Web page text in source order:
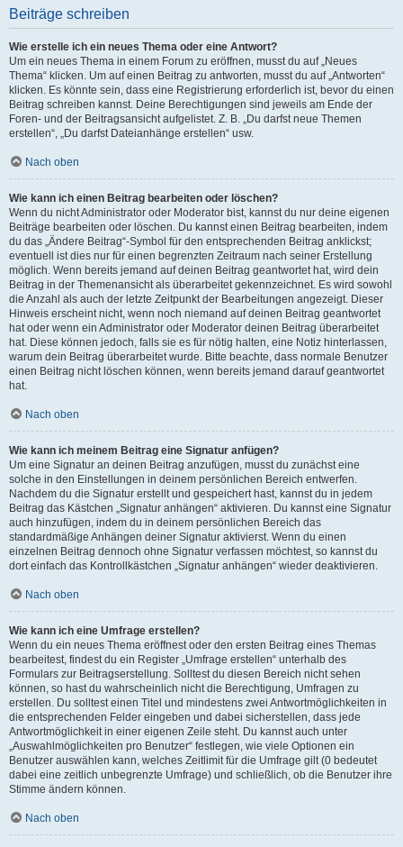
Beiträge schreiben
Wie erstelle ich ein neues Thema oder eine Antwort?
Um ein neues Thema in einem Forum zu eröffnen, musst du auf „Neues
Thema“ klicken. Um auf einen Beitrag zu antworten, musst du auf „Antworten“
klicken. Es könnte sein, dass eine Registrierung erforderlich ist, bevor du einen
Beitrag schreiben kannst. Deine Berechtigungen sind jeweils am Ende der
Foren- und der Beitragsansicht aufgelistet. Z. B. „Du darfst neue Themen
erstellen“, „Du darfst Dateianhänge erstellen“ usw.
Nach oben
Wie kann ich einen Beitrag bearbeiten oder löschen?
Wenn du nicht Administrator oder Moderator bist, kannst du nur deine eigenen
Beiträge bearbeiten oder löschen. Du kannst einen Beitrag bearbeiten, indem
du das „Ändere Beitrag“-Symbol für den entsprechenden Beitrag anklickst;
eventuell ist dies nur für einen begrenzten Zeitraum nach seiner Erstellung
möglich. Wenn bereits jemand auf deinen Beitrag geantwortet hat, wird dein
Beitrag in der Themenansicht als überarbeitet gekennzeichnet. Es wird sowohl
die Anzahl als auch der letzte Zeitpunkt der Bearbeitungen angezeigt. Dieser
Hinweis erscheint nicht, wenn noch niemand auf deinen Beitrag geantwortet
hat oder wenn ein Administrator oder Moderator deinen Beitrag überarbeitet
hat. Diese können jedoch, falls sie es für nötig halten, eine Notiz hinterlassen,
warum dein Beitrag überarbeitet wurde. Bitte beachte, dass normale Benutzer
einen Beitrag nicht löschen können, wenn bereits jemand darauf geantwortet
hat.
Nach oben
Wie kann ich meinem Beitrag eine Signatur anfügen?
Um eine Signatur an deinen Beitrag anzufügen, musst du zunächst eine
solche in den Einstellungen in deinem persönlichen Bereich entwerfen.
Nachdem du die Signatur erstellt und gespeichert hast, kannst du in jedem
Beitrag das Kästchen „Signatur anhängen“ aktivieren. Du kannst eine Signatur
auch hinzufügen, indem du in deinem persönlichen Bereich das
standardmäßige Anhängen deiner Signatur aktivierst. Wenn du einen
einzelnen Beitrag dennoch ohne Signatur verfassen möchtest, so kannst du
dort einfach das Kontrollkästchen „Signatur anhängen“ wieder deaktivieren.
Nach oben
Wie kann ich eine Umfrage erstellen?
Wenn du ein neues Thema eröffnest oder den ersten Beitrag eines Themas
bearbeitest, findest du ein Register „Umfrage erstellen“ unterhalb des
Formulars zur Beitragserstellung. Solltest du diesen Bereich nicht sehen
können, so hast du wahrscheinlich nicht die Berechtigung, Umfragen zu
erstellen. Du solltest einen Titel und mindestens zwei Antwortmöglichkeiten in
die entsprechenden Felder eingeben und dabei sicherstellen, dass jede
Antwortmöglichkeit in einer eigenen Zeile steht. Du kannst auch unter
„Auswahlmöglichkeiten pro Benutzer“ festlegen, wie viele Optionen ein
Benutzer auswählen kann, welches Zeitlimit für die Umfrage gilt (0 bedeutet
dabei eine zeitlich unbegrenzte Umfrage) und schließlich, ob die Benutzer ihre
Stimme ändern können.
Nach oben